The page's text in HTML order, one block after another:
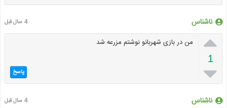
ناشناس 4 سال قبل

1

من در بازی شهربانو نوشتم مزرعه شد
پاسخ
ناشناس 4 سال قبل